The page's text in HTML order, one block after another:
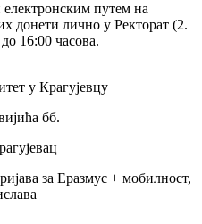
путем на
донети лично у Ректорат (2.
16:00 часова.
у Крагујевцу
бб.
за Еразмус + мобилност,